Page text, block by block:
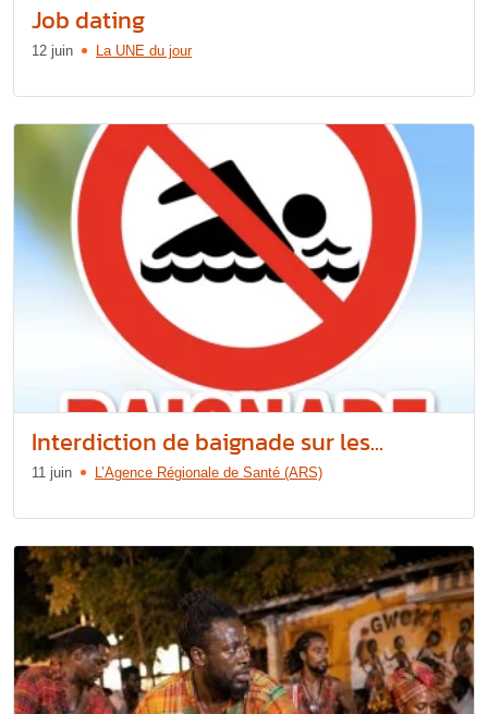
Job dating
12 juin La UNE du jour
Interdiction de baignade sur les...
11 juin L’Agence Régionale de Santé (ARS)